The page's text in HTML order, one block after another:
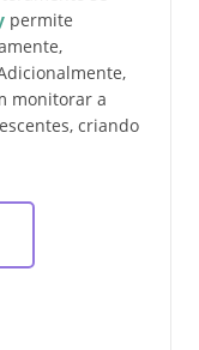
permite
monitorar a
criando